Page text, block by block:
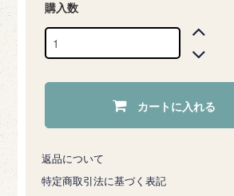
購入数
カートに入れる
返品について
特定商取引法に基づく表記